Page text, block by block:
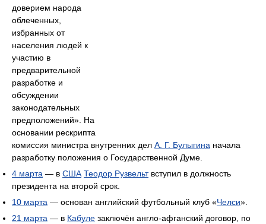
доверием народа
облеченных,
избранных от
населения людей к
участию в
предварительной
разработке и
обсуждении
законодательных
предположений». На
основании рескрипта
комиссия министра внутренних дел А. Г. Булыгина начала
разработку положения о Государственной Думе.
4 марта — в США Теодор Рузвельтвступил в должность
президента на второй срок.
10 марта — основан английский футбольный клуб «Челси».
21 марта — в Кабуле заключён англо-афганский договор, по